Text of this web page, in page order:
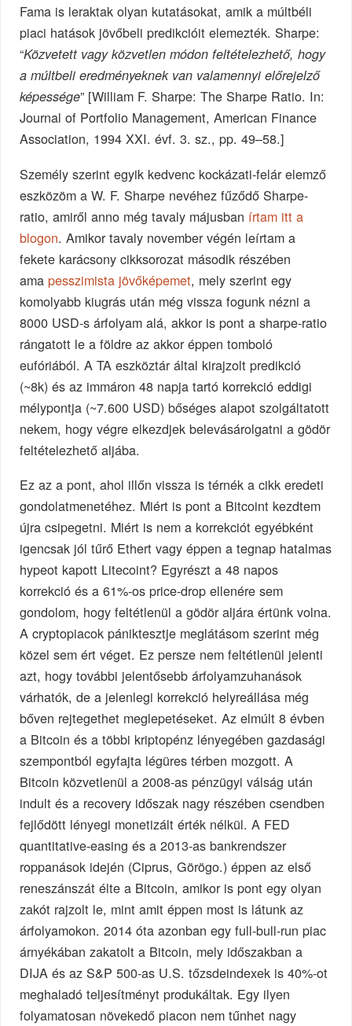
Fama is leraktak olyan kutatásokat, amik a múltbéli
piaci hatások jövőbeli predikcióit elemezték. Sharpe:
“Közvetett vagy közvetlen módon feltételezhető, hogy
a múltbeli eredményeknek van valamennyi előrejelző
képessége” [William F. Sharpe: The Sharpe Ratio. In:
Journal of Portfolio Management, American Finance
Association, 1994 XXI. évf. 3. sz., pp. 49–58.]
Személy szerint egyik kedvenc kockázati-felár elemző
eszközöm a W. F. Sharpe nevéhez fűződő Sharpe-
ratio, amiről anno még tavaly májusban írtam itt a
blogon. Amikor tavaly november végén leírtam a
fekete karácsony cikksorozat második részében
amapesszimista jövőképemet, mely szerint egy
komolyabb kiugrás után még vissza fogunk nézni a
8000 USD-s árfolyam alá, akkor is pont a sharpe-ratio
rángatott le a földre az akkor éppen tomboló
eufóriából. A TA eszköztár által kirajzolt predikció
(~8k) és az immáron 48 napja tartó korrekció eddigi
mélypontja (~7.600 USD) bőséges alapot szolgáltatott
nekem, hogy végre elkezdjek belevásárolgatni a gödör
feltételezhető aljába.
Ez az a pont, ahol illőn vissza is térnék a cikk eredeti
gondolatmenetéhez. Miért is pont a Bitcoint kezdtem
újra csipegetni. Miért is nem a korrekciót egyébként
igencsak jól tűrő Ethert vagy éppen a tegnap hatalmas
hypeot kapott Litecoint? Egyrészt a 48 napos
korrekció és a 61%-os price-drop ellenére sem
gondolom, hogy feltétlenül a gödör aljára értünk volna.
A cryptopiacok pániktesztje meglátásom szerint még
közel sem ért véget. Ez persze nem feltétlenül jelenti
azt, hogy további jelentősebb árfolyamzuhanások
várhatók, de a jelenlegi korrekció helyreállása még
bőven rejtegethet meglepetéseket. Az elmúlt 8 évben
a Bitcoin és a többi kriptopénz lényegében gazdasági
szempontból egyfajta légüres térben mozgott. A
Bitcoin közvetlenül a 2008-as pénzügyi válság után
indult és a recovery időszak nagy részében csendben
fejlődött lényegi monetizált érték nélkül. A FED
quantitative-easing és a 2013-as bankrendszer
roppanások idején (Ciprus, Görögo.) éppen az első
reneszánszát élte a Bitcoin, amikor is pont egy olyan
zakót rajzolt le, mint amit éppen most is látunk az
árfolyamokon. 2014 óta azonban egy full-bull-run piac
árnyékában zakatolt a Bitcoin, mely időszakban a
DIJA és az S&P 500-as U.S. tőzsdeindexek is 40%-ot
meghaladó teljesítményt produkáltak. Egy ilyen
folyamatosan növekedő piacon nem tűnhet nagy